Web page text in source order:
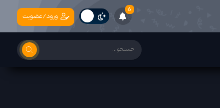
6
ورود/عضویت